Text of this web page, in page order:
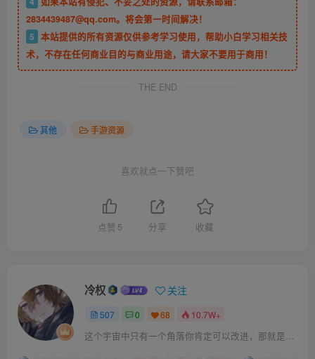
2834439487@qq.com。将会第一时间解决！
5 本站提供的所有资源仅供参考学习使用，帮助小白学习相关技
术，不存在任何商业目的与商业用途，请大家不要用于商用！
THE END
其他 手游资源
喜欢就点一下赞吧
点赞 5 分享 收藏
冷权 关注
507 0 68 10.7W+
这个宇宙中只有一个角落你肯定可以改进，那就是你自己